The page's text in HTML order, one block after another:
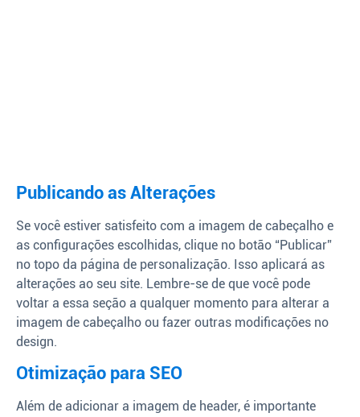
Publicando as Alterações
Se você estiver satisfeito com a imagem de cabeçalho e
as configurações escolhidas, clique no botão “Publicar”
no topo da página de personalização. Isso aplicará as
alterações ao seu site. Lembre-se de que você pode
voltar a essa seção a qualquer momento para alterar a
imagem de cabeçalho ou fazer outras modificações no
design.
Otimização para SEO
Além de adicionar a imagem de header, é importante